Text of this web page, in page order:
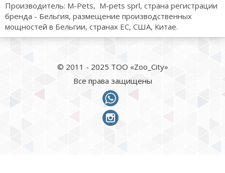
Производитель: M-Pets, M-pets sprl, страна регистрации
бренда - Бельгия, размещение производственных
мощностей в Бельгии, странах ЕС, США, Китае.
© 2011 - 2025 ТОО «Zoo_City»
Все права защищены
whatsapp